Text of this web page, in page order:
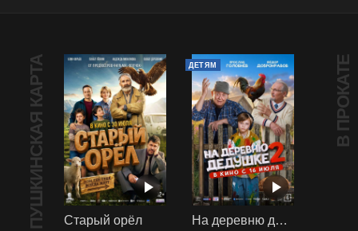
ПУШКИНСКАЯ КАРТА Старый орёл
ДЕТЯМ
На деревню дедушке 2
В ПРОКАТЕ